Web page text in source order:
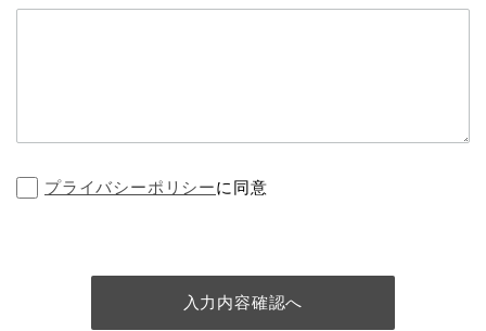
プライバシーポリシーに同意
入力内容確認へ